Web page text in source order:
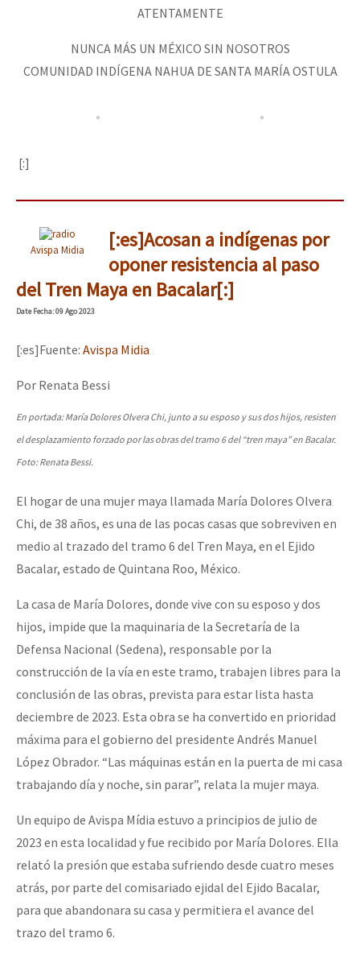
ATENTAMENTE
NUNCA MÁS UN MÉXICO SIN NOSOTROS
COMUNIDAD INDÍGENA NAHUA DE SANTA MARÍA OSTULA
[:]
Avispa Midia
[:es]Acosan a indígenas por
oponer resistencia al paso
del Tren Maya en Bacalar[:]
DateFecha: 09 Ago 2023
[:es]Fuente: Avispa Midia
Por Renata Bessi
En portada: María Dolores Olvera Chi, junto a su esposo y sus dos hijos, resisten
el desplazamiento forzado por las obras del tramo 6 del “tren maya” en Bacalar.
Foto: Renata Bessi.
El hogar de una mujer maya llamada María Dolores Olvera
Chi, de 38 años, es una de las pocas casas que sobreviven en
medio al trazado del tramo 6 del Tren Maya, en el Ejido
Bacalar, estado de Quintana Roo, México.
La casa de María Dolores, donde vive con su esposo y dos
hijos, impide que la maquinaria de la Secretaría de la
Defensa Nacional (Sedena), responsable por la
construcción de la vía en este tramo, trabajen libres para la
conclusión de las obras, prevista para estar lista hasta
deciembre de 2023. Esta obra se ha convertido en prioridad
máxima para el gobierno del presidente Andrés Manuel
López Obrador. “Las máquinas están en la puerta de mi casa
trabajando día y noche, sin parar”, relata la mujer maya.
Un equipo de Avispa Mídia estuvo a principios de julio de
2023 en esta localidad y fue recibido por María Dolores. Ella
relató la presión que estaba sufriendo desde cuatro meses
atrás, por parte del comisariado ejidal del Ejido Bacalar,
para que abandonara su casa y permitiera el avance del
trazo del tramo 6.